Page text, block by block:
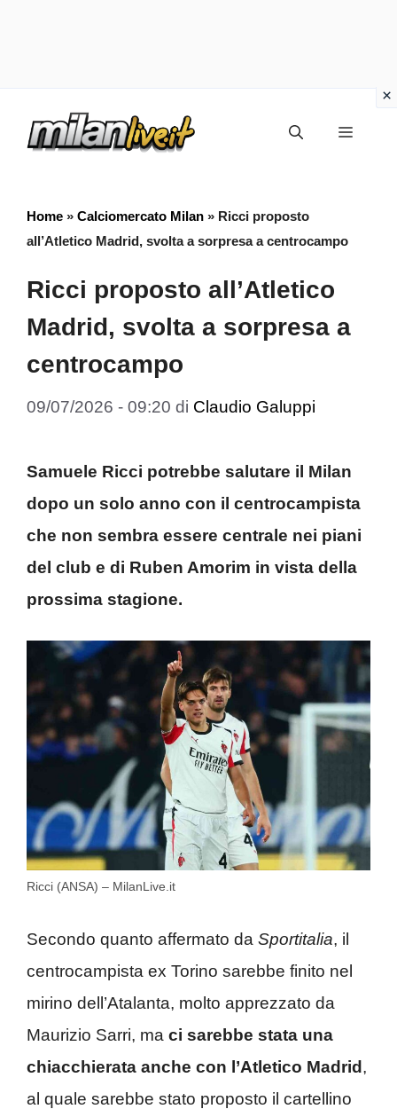
Menu
Home » Calciomercato Milan » Ricci proposto
all’Atletico Madrid, svolta a sorpresa a centrocampo
Ricci proposto all’Atletico
Madrid, svolta a sorpresa a
centrocampo
09/07/2026 - 09:20 di Claudio Galuppi
Samuele Ricci potrebbe salutare il Milan
dopo un solo anno con il centrocampista
che non sembra essere centrale nei piani
del club e di Ruben Amorim in vista della
prossima stagione.
Ricci (ANSA) – MilanLive.it
Secondo quanto affermato da Sportitalia, il
centrocampista ex Torino sarebbe finito nel
mirino dell’Atalanta, molto apprezzato da
Maurizio Sarri, ma ci sarebbe stata una
chiacchierata anche con l’Atletico Madrid ,
al quale sarebbe stato proposto il cartellino